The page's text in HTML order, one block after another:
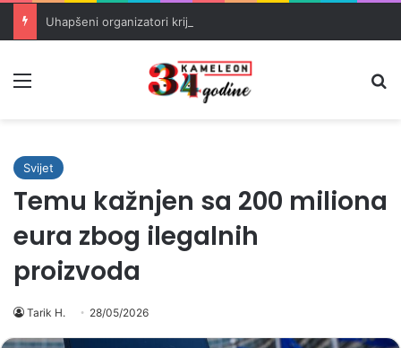
Svijet
Temu kažnjen sa 200 miliona
eura zbog ilegalnih
proizvoda
Tarik H. 28/05/2026